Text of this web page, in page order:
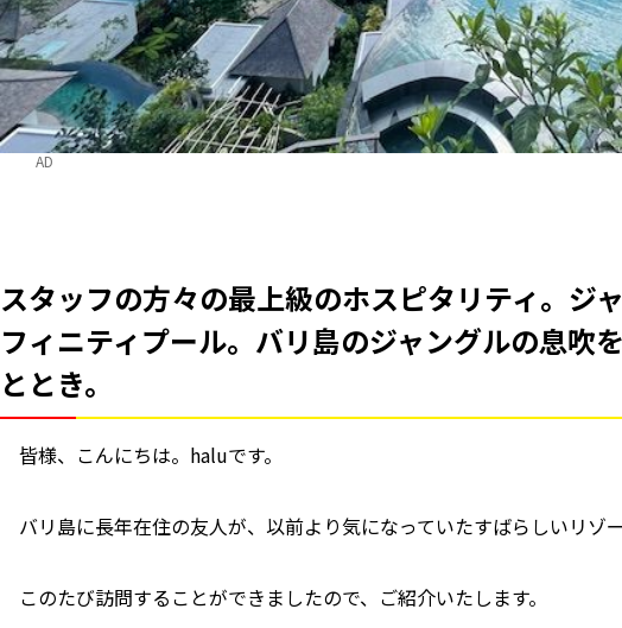
AD
スタッフの方々の最上級のホスピタリティ。ジ
フィニティプール。バリ島のジャングルの息吹
ととき。
皆様、こんにちは。haluです。
バリ島に長年在住の友人が、以前より気になっていたすばらしいリゾ
このたび訪問することができましたので、ご紹介いたします。